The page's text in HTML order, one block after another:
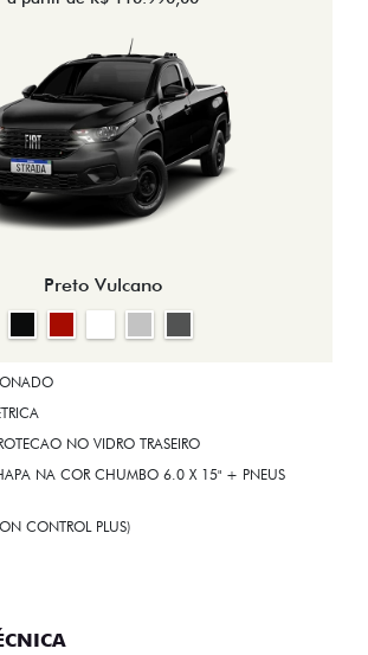
Preto Vulcano
NO VIDRO TRASEIRO
NA COR CHUMBO 6.0 X 15" + PNEUS
CONTROL PLUS)